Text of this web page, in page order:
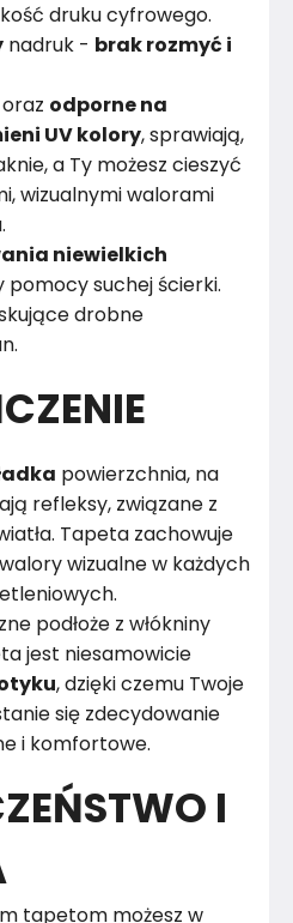
druku cyfrowego.
nadruk - brak rozmyć i
odporne na
UV kolory, sprawiają,
a Ty możesz cieszyć
wizualnymi walorami
niewielkich
pomocy suchej ścierki.
drobne
powierzchnia, na
refleksy, związane z
Tapeta zachowuje
wizualne w każdych
podłoże z włókniny
jest niesamowicie
, dzięki czemu Twoje
się zdecydowanie
i komfortowe.
I
tapetom możesz w